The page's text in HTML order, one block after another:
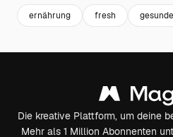
ernährung fresh
Die kreative Plattform, um deine
Mehr als 1 Million Abonnenten